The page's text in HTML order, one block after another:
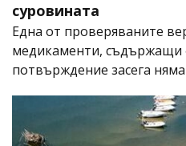
суровината
Една от проверяваните
медикаменти, съдържащи
потвърждение засега няма